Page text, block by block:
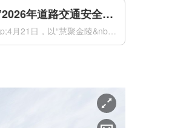
“慧聚金陵 路畅行安”2026年道路交通安全创新与合作大会在南京成功举办
&nbsp;&nbsp;&nbsp;&nbsp;4月21日，以“慧聚金陵&nbsp;路畅行安”为主题的2026年道路交通安全创新与合作大会（以下简称“大会”）在南京国际博览会议中心成功举办。本次大会由公安部道路交通安全研究中心、中国道路交通安全协会共同主办，来自国内外道路交通安全领域的1500名代表...